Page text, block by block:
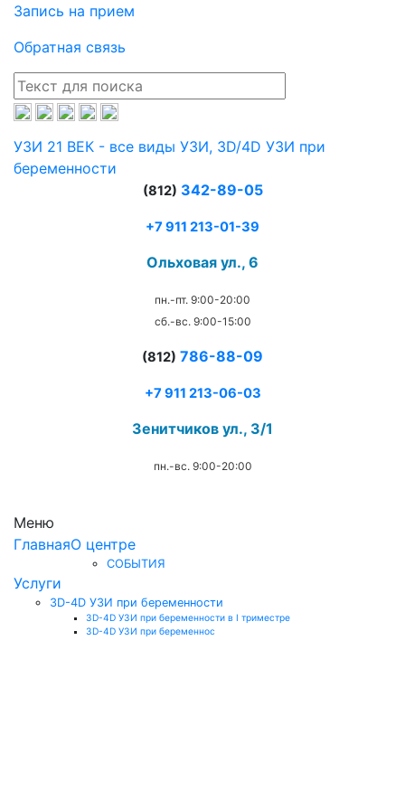
Запись на прием
Обратная связь
УЗИ 21 ВЕК - все виды УЗИ, 3D/4D УЗИ при
беременности
(812) 342-89-05
+7 911 213-01-39
Ольховая ул., 6
пн.-пт. 9:00-20:00
сб.-вс. 9:00-15:00
(812) 786-88-09
+7 911 213-06-03
Зенитчиков ул., 3/1
пн.-вс. 9:00-20:00
Меню
ГлавнаяО центре
СОБЫТИЯ
Услуги
3D-4D УЗИ при беременности
3D-4D УЗИ при беременности в I триместре
3D-4D УЗИ при беременнос